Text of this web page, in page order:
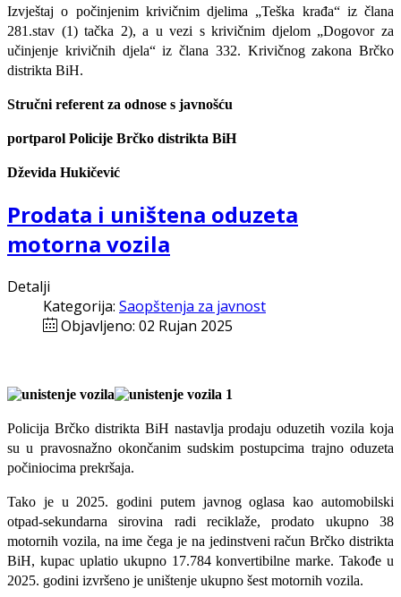
Izvještaj o počinjenim krivičnim djelima „Teška krađa“ iz člana
281.stav (1) tačka 2), a u vezi s krivičnim djelom „Dogovor za
učinjenje krivičnih djela“ iz člana 332. Krivičnog zakona Brčko
distrikta BiH.
Stručni referent za odnose s javnošću
portparol Policije Brčko distrikta BiH
Dževida Hukičević
Prodata i uništena oduzeta
motorna vozila
Detalji
Kategorija: Saopštenja za javnost
Objavljeno: 02 Rujan 2025
Policija Brčko distrikta BiH nastavlja prodaju oduzetih vozila koja
su u pravosnažno okončanim sudskim postupcima trajno oduzeta
počiniocima prekršaja.
Tako je u 2025. godini putem javnog oglasa kao automobilski
otpad-sekundarna sirovina radi reciklaže, prodato ukupno 38
motornih vozila, na ime čega je na jedinstveni račun Brčko distrikta
BiH, kupac uplatio ukupno 17.784 konvertibilne marke. Takođe u
2025. godini izvršeno je uništenje ukupno šest motornih vozila.